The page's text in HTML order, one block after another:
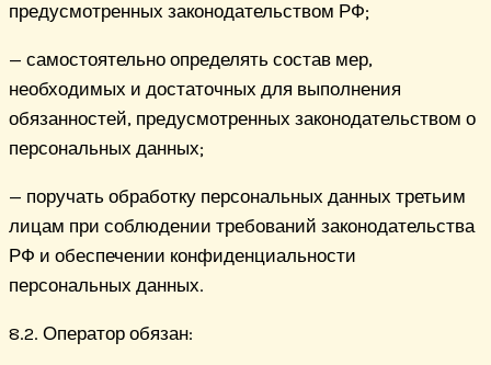
предусмотренных законодательством РФ;
— самостоятельно определять состав мер,
необходимых и достаточных для выполнения
обязанностей, предусмотренных законодательством о
персональных данных;
— поручать обработку персональных данных третьим
лицам при соблюдении требований законодательства
РФ и обеспечении конфиденциальности
персональных данных.
8.2. Оператор обязан: